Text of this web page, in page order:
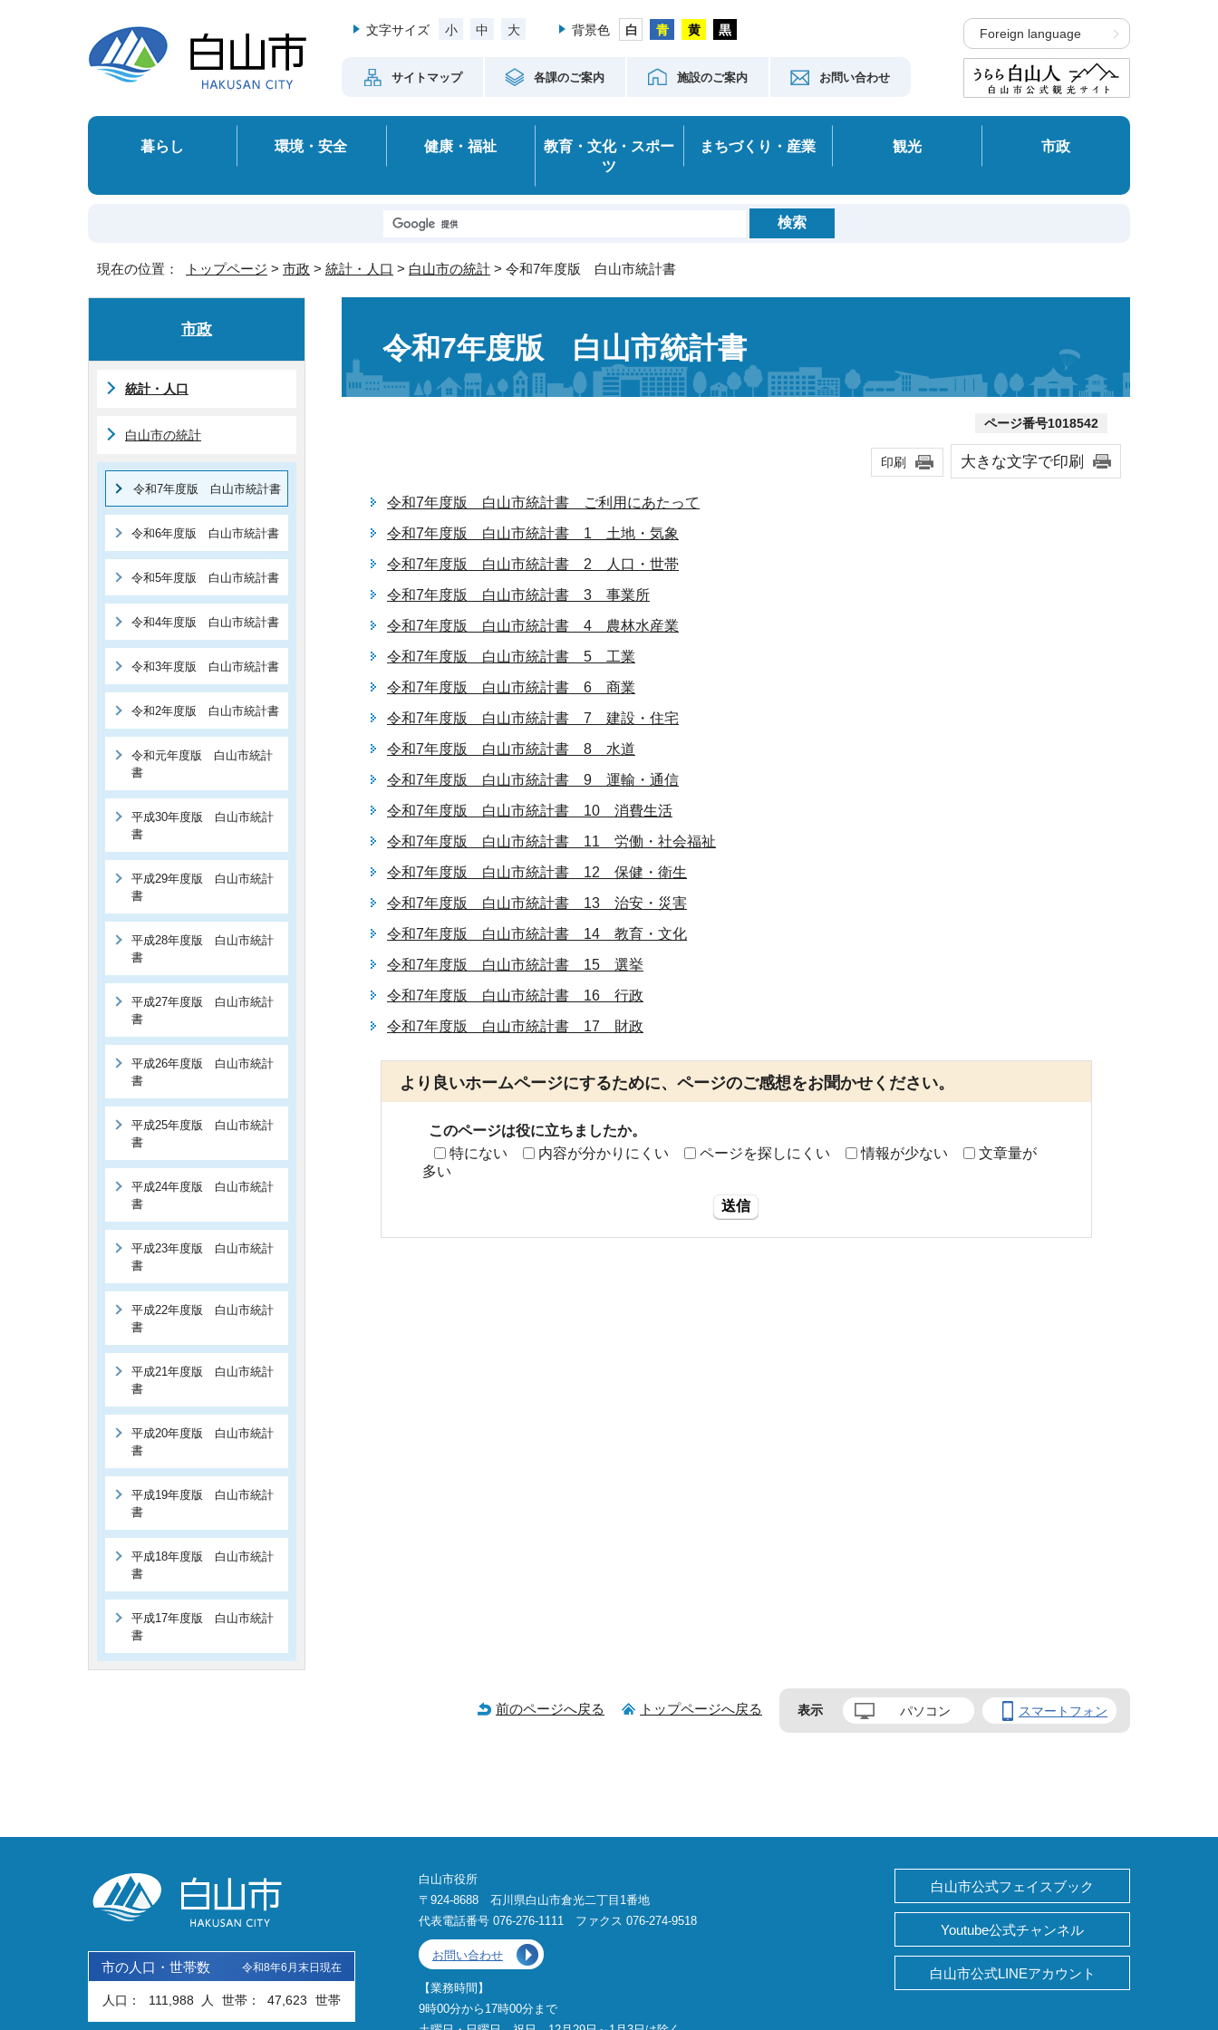
文字サイズ 小 中 大 背景色
サイトマップ 各課のご案内 施設のご案内 お問い合わせ
Foreign language
暮らし 環境・安全 健康・福祉
教育・文化・スポー
ツ
まちづくり・産業 観光 市政
現在の位置： トップページ > 市政 > 統計・人口 > 白山市の統計 > 令和7年度版 白山市統計書
令和7年度版 白山市統計書
ページ番号1018542
印刷 大きな文字で印刷
令和7年度版 白山市統計書 ご利用にあたって
令和7年度版 白山市統計書 1 土地・気象
令和7年度版 白山市統計書 2 人口・世帯
令和7年度版 白山市統計書 3 事業所
令和7年度版 白山市統計書 4 農林水産業
令和7年度版 白山市統計書 5 工業
令和7年度版 白山市統計書 6 商業
令和7年度版 白山市統計書 7 建設・住宅
令和7年度版 白山市統計書 8 水道
令和7年度版 白山市統計書 9 運輸・通信
令和7年度版 白山市統計書 10 消費生活
令和7年度版 白山市統計書 11 労働・社会福祉
令和7年度版 白山市統計書 12 保健・衛生
令和7年度版 白山市統計書 13 治安・災害
令和7年度版 白山市統計書 14 教育・文化
令和7年度版 白山市統計書 15 選挙
令和7年度版 白山市統計書 16 行政
令和7年度版 白山市統計書 17 財政
より良いホームページにするために、ページのご感想をお聞かせください。
このページは役に立ちましたか。
特にない
内容が分かりにくい ページを探しにくい 情報が少ない
文章量が
多い
送信
市政
統計・人口
白山市の統計
令和7年度版 白山市統計書
令和6年度版 白山市統計書
令和5年度版 白山市統計書
令和4年度版 白山市統計書
令和3年度版 白山市統計書
令和2年度版 白山市統計書
令和元年度版 白山市統計
書
平成30年度版 白山市統計
書
平成29年度版 白山市統計
書
平成28年度版 白山市統計
書
平成27年度版 白山市統計
書
平成26年度版 白山市統計
書
平成25年度版 白山市統計
書
平成24年度版 白山市統計
書
平成23年度版 白山市統計
書
平成22年度版 白山市統計
書
平成21年度版 白山市統計
書
平成20年度版 白山市統計
書
平成19年度版 白山市統計
書
平成18年度版 白山市統計
書
平成17年度版 白山市統計
書
前のページへ戻る トップページへ戻る 表示 パソコン スマートフォン
市の人口・世帯数 令和8年6月末日現在
人口： 111,988 人 世帯： 47,623 世帯
白山市役所
〒924-8688 石川県白山市倉光二丁目1番地
代表電話番号 076-276-1111 ファクス 076-274-9518
お問い合わせ
【業務時間】
9時00分から17時00分まで
白山市公式フェイスブック
Youtube公式チャンネル
白山市公式LINEアカウント